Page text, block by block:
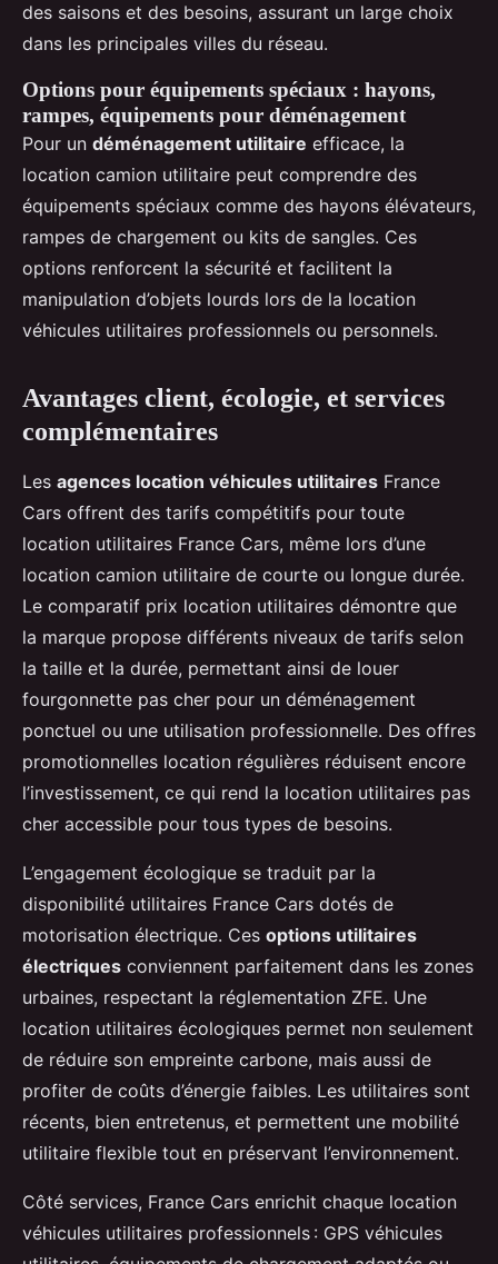
des saisons et des besoins, assurant un large choix
dans les principales villes du réseau.
Options pour équipements spéciaux : hayons,
rampes, équipements pour déménagement
Pour un déménagement utilitaire efficace, la
location camion utilitaire peut comprendre des
équipements spéciaux comme des hayons élévateurs,
rampes de chargement ou kits de sangles. Ces
options renforcent la sécurité et facilitent la
manipulation d’objets lourds lors de la location
véhicules utilitaires professionnels ou personnels.
Avantages client, écologie, et services
complémentaires
Les agences location véhicules utilitaires France
Cars offrent des tarifs compétitifs pour toute
location utilitaires France Cars, même lors d’une
location camion utilitaire de courte ou longue durée.
Le comparatif prix location utilitaires démontre que
la marque propose différents niveaux de tarifs selon
la taille et la durée, permettant ainsi de louer
fourgonnette pas cher pour un déménagement
ponctuel ou une utilisation professionnelle. Des offres
promotionnelles location régulières réduisent encore
l’investissement, ce qui rend la location utilitaires pas
cher accessible pour tous types de besoins.
L’engagement écologique se traduit par la
disponibilité utilitaires France Cars dotés de
motorisation électrique. Ces options utilitaires
électriques conviennent parfaitement dans les zones
urbaines, respectant la réglementation ZFE. Une
location utilitaires écologiques permet non seulement
de réduire son empreinte carbone, mais aussi de
profiter de coûts d’énergie faibles. Les utilitaires sont
récents, bien entretenus, et permettent une mobilité
utilitaire flexible tout en préservant l’environnement.
Côté services, France Cars enrichit chaque location
véhicules utilitaires professionnels : GPS véhicules